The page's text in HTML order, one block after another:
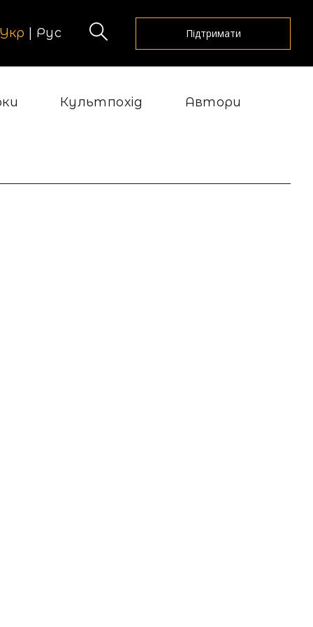
Рус Підтримати
Культпохід Автори